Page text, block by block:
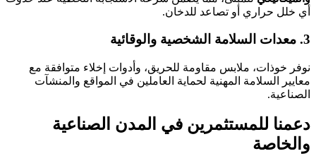
أي خلل حراري أو تصاعد للدخان.
3. معدات السلامة الشخصية والوقائية
نوفر خوذات، ملابس مقاومة للحريق، وأدوات إخلاء متوافقة مع
معايير السلامة المهنية لحماية العاملين في المواقع والمنشآت
الصناعية.
دعمنا للمستثمرين في المدن الصناعية
والخاصة